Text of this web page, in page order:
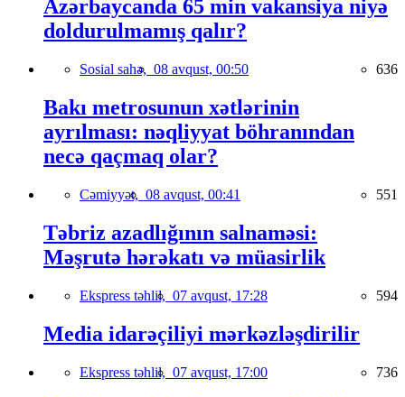
Azərbaycanda 65 min vakansiya niyə
doldurulmamış qalır?
Sosial sahə, 08 avqust, 00:50 636
Bakı metrosunun xətlərinin
ayrılması: nəqliyyat böhranından
necə qaçmaq olar?
Cəmiyyət, 08 avqust, 00:41 551
Təbriz azadlığının salnaməsi:
Məşrutə hərəkatı və müasirlik
Ekspress təhlil, 07 avqust, 17:28 594
Media idarəçiliyi mərkəzləşdirilir
Ekspress təhlil, 07 avqust, 17:00 736